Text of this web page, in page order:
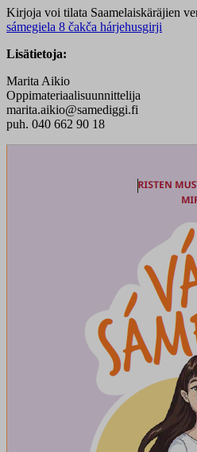
Kirjoja voi tilata Saamelaiskäräjien
sámegiela 8 čakča hárjehusgirji
Lisätietoja:
Marita Aikio
Oppimateriaalisuunnittelija
marita.aikio@samediggi.fi
puh. 040 662 90 18